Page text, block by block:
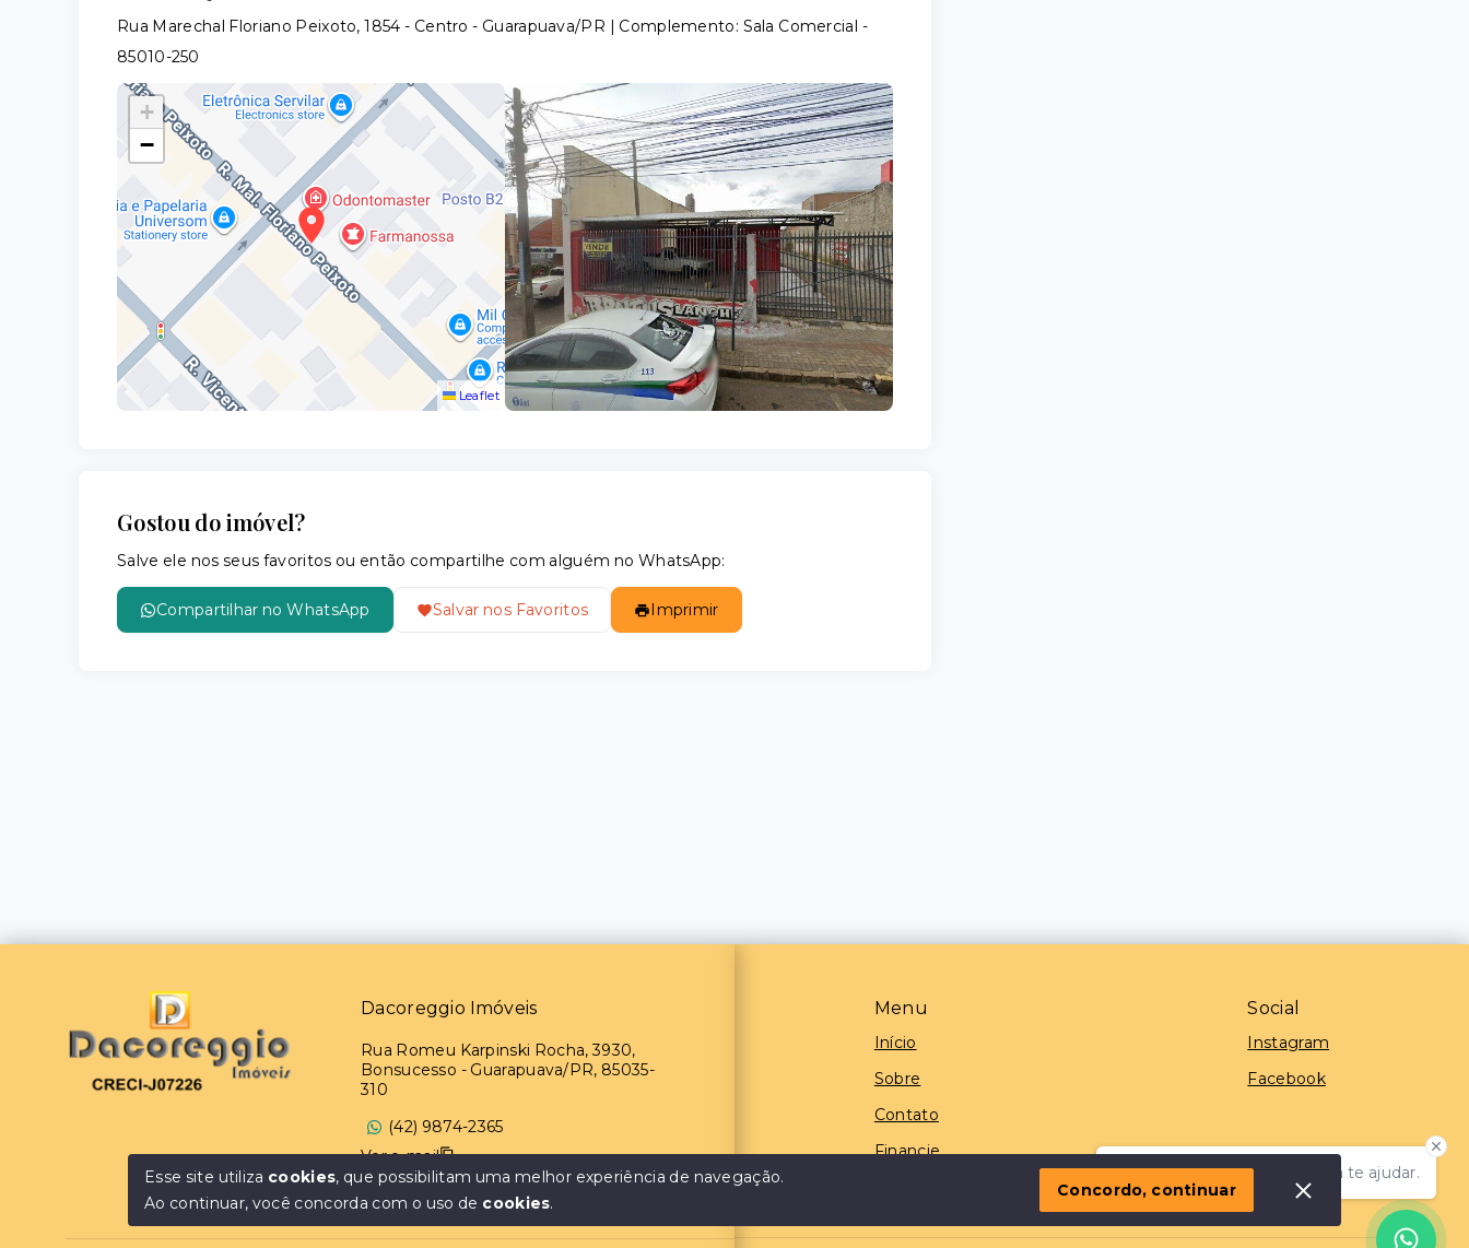
Rua Marechal Floriano Peixoto, 1854 - Centro - Guarapuava/PR | Complemento: Sala Comercial -
85010-250
+
−
Leaflet
Gostou do imóvel?
Salve ele nos seus favoritos ou então compartilhe com alguém no WhatsApp:
Compartilhar no WhatsApp Salvar nos Favoritos Imprimir
Olá! Estamos disponíveis para te ajudar.
Menu
Início
Sobre
Contato
Financie
Social
Instagram
Facebook
Dacoreggio Imóveis
Rua Romeu Karpinski Rocha, 3930,
Bonsucesso - Guarapuava/PR, 85035-
310
(42) 9874-2365
Ver e-mail
Esse site utiliza cookies, que possibilitam uma melhor experiência de navegação.
Ao continuar, você concorda com o uso de cookies.
Concordo, continuar